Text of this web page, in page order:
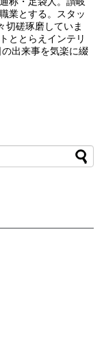
業とする。スタッ
切磋琢磨していま
ととらえインテリ
出来事を気楽に綴